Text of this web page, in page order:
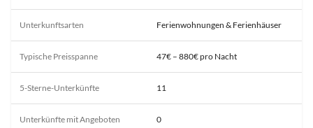
Unterkunftsarten Ferienwohnungen & Ferienhäuser
Typische Preisspanne 47€ – 880€ pro Nacht
5-Sterne-Unterkünfte 11
Unterkünfte mit Angeboten 0